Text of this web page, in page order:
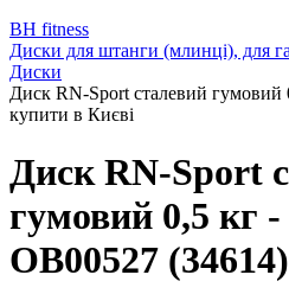
BH fitness
Диски для штанги (млинці), для
Диски
Диск RN-Sport сталевий
купити в Києві
Диск RN-Sport
гумовий 0,5 кг
OB00527 (34614)